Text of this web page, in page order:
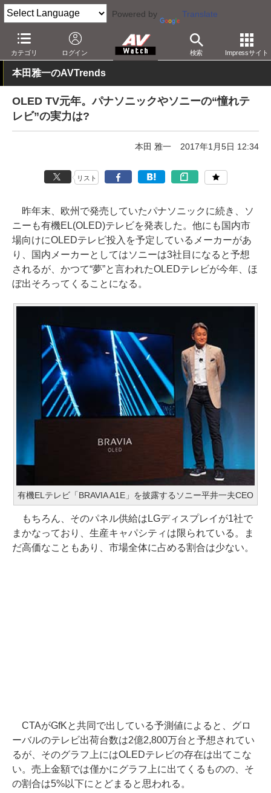
Powered by Translate
カテゴリ ログイン 検索 Impressサイト
AV Watch イベント 2017
本田雅一のAVTrends
OLED TV元年。パナソニックやソニーの“憧れテ
レビ”の実力は?
本田 雅一 2017年1月5日 12:34
リスト
昨年末、欧州で発売していたパナソニックに続き、ソ
ニーも有機EL(OLED)テレビを発表した。他にも国内市
場向けにOLEDテレビ投入を予定しているメーカーがあ
り、国内メーカーとしてはソニーは3社目になると予想
されるが、かつて“夢”と言われたOLEDテレビが今年、ほ
ぼ出そろってくることになる。
有機ELテレビ「BRAVIA A1E」を披露するソニー平井一夫CEO
もちろん、そのパネル供給はLGディスプレイが1社で
まかなっており、生産キャパシティは限られている。ま
だ高価なこともあり、市場全体に占める割合は少ない。
CTAがGfKと共同で出している予測値によると、グロ
ーバルのテレビ出荷台数は2億2,800万台と予想されてい
るが、そのグラフ上にはOLEDテレビの存在は出てこな
い。売上金額では僅かにグラフ上に出てくるものの、そ
の割合は5%以下にとどまると思われる。